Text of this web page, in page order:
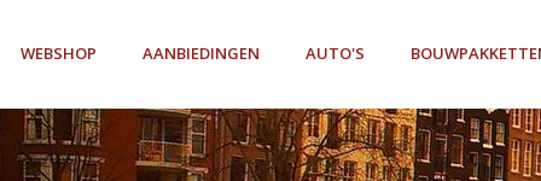
WEBSHOP AANBIEDINGEN AUTO'S